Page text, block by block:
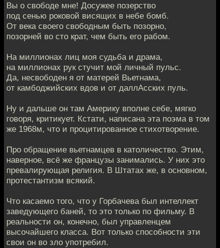
Вы о свободе мне! Досужее позерство
под сенью роковой висящих в небе бомб.
От века своего свободным быть позорно,
позорней во сто крат, чем быть его рабом.
На миллионах лиц моя судьба и драма,
на миллионах рук стучит мой личный пульс.
Да, несвободен я от матерей Вьетнама,
от камбоджийских вдов и от даллАсских пуль.
Ну и дальше он там Америку вполне себе, мягко
говоря, критикует. Кстати, написана эта поэма в том
же 1968м, что и процитированное стихотворение.
Про обращение вьетнамцев в католичество. Этим,
наверное, всё же французы занимались. У них это
превалирующая религия. В Штатах же, в основном,
протестантизм всякий.
Что касаемо того, что у Горбачева был интеллект
заведующего баней, то это только по фильму. В
реальности он, конечно, был управленцем
высочайшего класса. Вот только способности эти
свои он во зло употребил.